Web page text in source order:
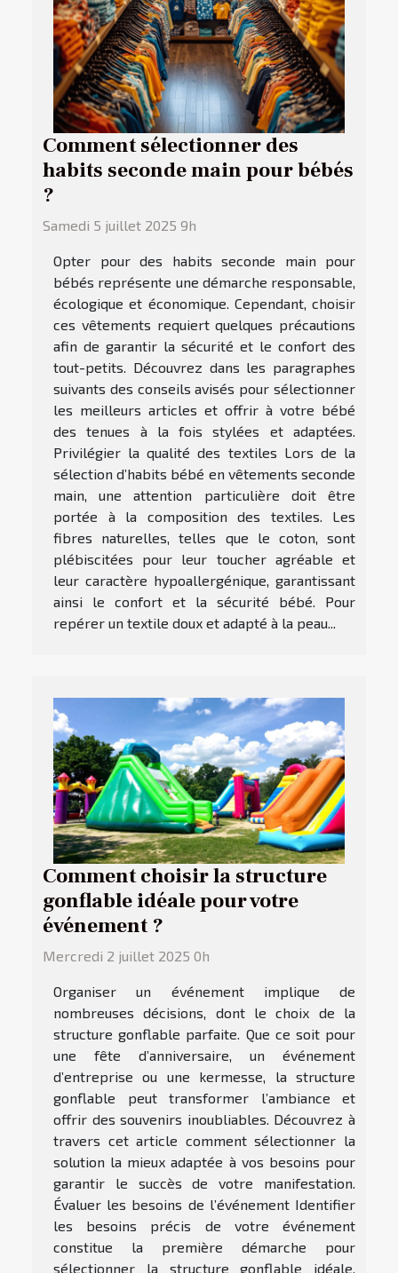
Comment sélectionner des
habits seconde main pour bébés
?
Samedi 5 juillet 2025 9h
Opter pour des habits seconde main pour
bébés représente une démarche responsable,
écologique et économique. Cependant, choisir
ces vêtements requiert quelques précautions
afin de garantir la sécurité et le confort des
tout-petits. Découvrez dans les paragraphes
suivants des conseils avisés pour sélectionner
les meilleurs articles et offrir à votre bébé
des tenues à la fois stylées et adaptées.
Privilégier la qualité des textiles Lors de la
sélection d’habits bébé en vêtements seconde
main, une attention particulière doit être
portée à la composition des textiles. Les
fibres naturelles, telles que le coton, sont
plébiscitées pour leur toucher agréable et
leur caractère hypoallergénique, garantissant
ainsi le confort et la sécurité bébé. Pour
repérer un textile doux et adapté à la peau...
Comment choisir la structure
gonflable idéale pour votre
événement ?
Mercredi 2 juillet 2025 0h
Organiser un événement implique de
nombreuses décisions, dont le choix de la
structure gonflable parfaite. Que ce soit pour
une fête d’anniversaire, un événement
d’entreprise ou une kermesse, la structure
gonflable peut transformer l’ambiance et
offrir des souvenirs inoubliables. Découvrez à
travers cet article comment sélectionner la
solution la mieux adaptée à vos besoins pour
garantir le succès de votre manifestation.
Évaluer les besoins de l’événement Identifier
les besoins précis de votre événement
constitue la première démarche pour
sélectionner la structure gonflable idéale.